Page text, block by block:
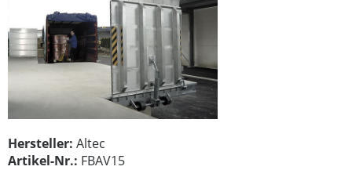
Hersteller: Altec
Artikel-Nr.: FBAV15